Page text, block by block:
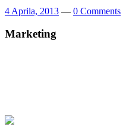
4 Aprila, 2013 — 0 Comments
Marketing